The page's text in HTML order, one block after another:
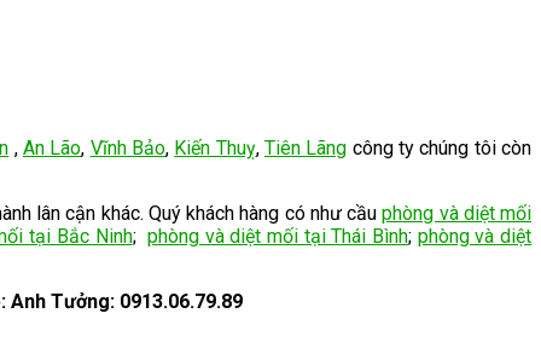
, An Lão, Vĩnh Bảo, Kiến Thuỵ, Tiên Lãng công ty chúng tôi còn
lân cận khác. Quý khách hàng có như cầuphòng và diệt mối
tại Bắc Ninh; phòng và diệt mối tại Thái Bình; phòng và diệt
Anh Tưởng: 0913.06.79.89